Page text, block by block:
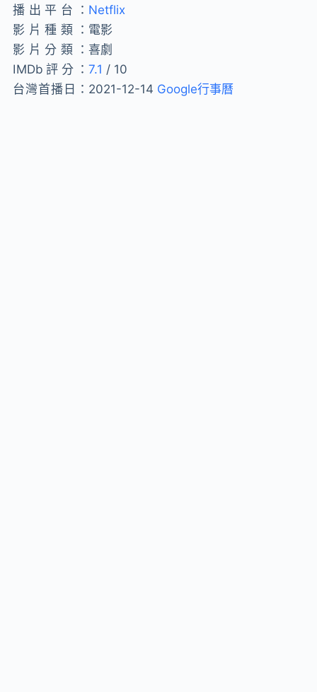
播出平台： Netflix
影片種類： 電影
影片分類：喜劇
IMDb評分：7.1 / 10
台灣首播日： 2021-12-14 Google行事曆